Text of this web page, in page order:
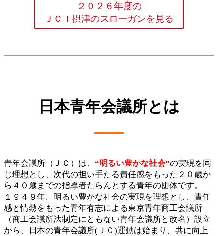
２０２６年度の
ＪＣＩ摂津のスローガンを見る
日本青年会議所とは
青年会議所（ＪＣ）は、 “明るい豊かな社会”の実現を同
じ理想とし、次代の担い手たる責任感をもった２０歳か
ら４０歳までの指導者たらんとする青年の団体です。
１９４９年、明るい豊かな社会の実現を理想とし、責任
感と情熱をもった青年有志による東京青年商工会議所
（商工会議所法制定にともない青年会議所と改名）設立
から、日本の青年会議所(ＪＣ)運動は始まり、共に向上